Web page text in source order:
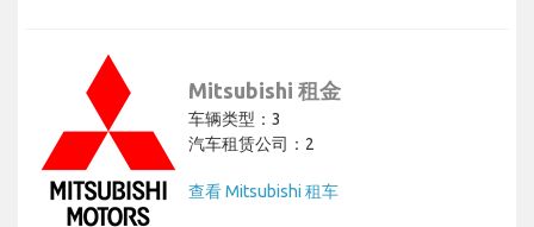
Mitsubishi 租金
车辆类型：3
汽车租赁公司：2
查看 Mitsubishi 租车